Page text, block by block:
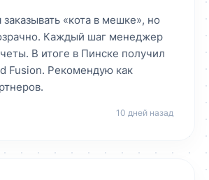
«кота в мешке», но
Каждый шаг менеджер
В итоге в Пинске получил
Fusion. Рекомендую как
10 дней назад